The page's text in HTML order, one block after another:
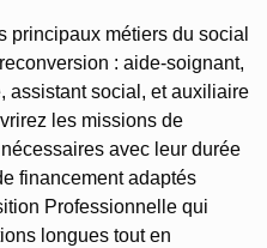
principaux métiers du social
: aide-soignant,
assistant social, et auxiliaire
les missions de
avec leur durée
financement adaptés
Professionnelle qui
longues tout en